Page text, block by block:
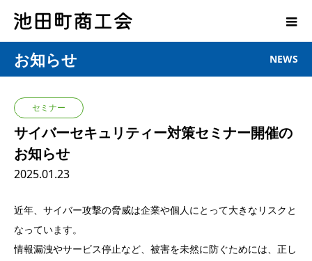
お知らせ NEWS
セミナー
サイバーセキュリティー対策セミナー開催の
お知らせ
2025.01.23
近年、サイバー攻撃の脅威は企業や個人にとって大きなリスクと
なっています。
情報漏洩やサービス停止など、被害を未然に防ぐためには、正し